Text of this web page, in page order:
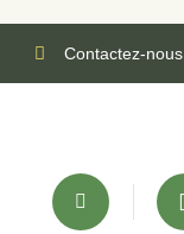
Contactez-